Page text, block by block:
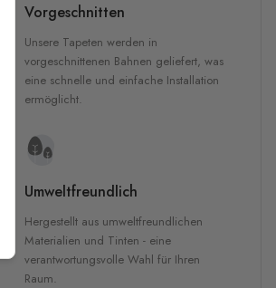
Vorgeschnitten
Unsere Tapeten werden in
vorgeschnittenen Bahnen geliefert, was
eine schnelle und einfache Installation
ermöglicht.
Umweltfreundlich
Hergestellt aus umweltfreundlichen
Materialien und Tinten - eine
verantwortungsvolle Wahl für Ihren
Raum.